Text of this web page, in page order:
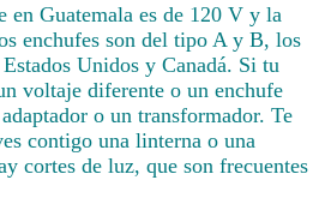
en Guatemala es de 120 V y la
enchufes son del tipo A y B, los
Unidos y Canadá. Si tu
voltaje diferente o un enchufe
o un transformador. Te
contigo una linterna o una
cortes de luz, que son frecuentes